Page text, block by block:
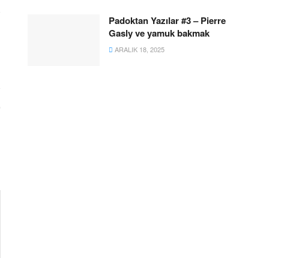
Padoktan Yazılar #3 – Pierre
Gasly ve yamuk bakmak
ARALIK 18, 2025